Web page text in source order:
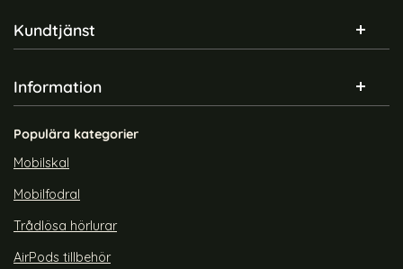
Sidfot Blandad info och länkar
Kundtjänst
Information
Populära kategorier
Mobilskal
Mobilfodral
Trådlösa hörlurar
AirPods tillbehör